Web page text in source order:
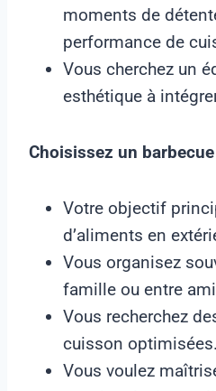
moments de
performance de
Vous cherchez un
esthétique à
Choisissez un
Votre objectif
d’aliments en
Vous organisez
famille ou entre
Vous recherchez
cuisson optimisées.
Vous voulez